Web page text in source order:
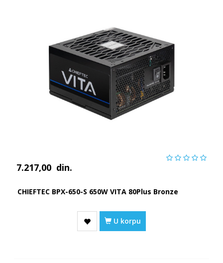
7.217,00 din.
CHIEFTEC BPX-650-S 650W VITA 80Plus Bronze
U korpu